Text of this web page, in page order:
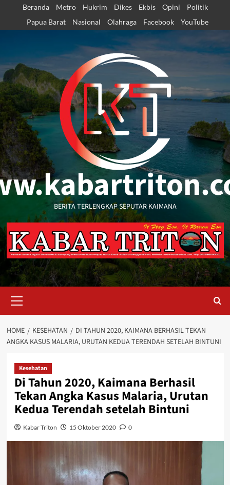
content
Beranda Metro Hukrim Dikes Ekbis Opini
Politik
Papua Barat
Nasional Olahraga Facebook YouTube
BERITA TERLENGKAP SEPUTAR KAIMANA
Menu
HOME KESEHATAN
DI TAHUN 2020, KAIMANA BERHASIL TEKAN
ANGKA KASUS MALARIA, URUTAN KEDUA TERENDAH SETELAH BINTUNI
Kesehatan
Di Tahun 2020, Kaimana Berhasil
Tekan Angka Kasus Malaria, Urutan
Kedua Terendah setelah Bintuni
Kabar Triton 15 Oktober 2020 0